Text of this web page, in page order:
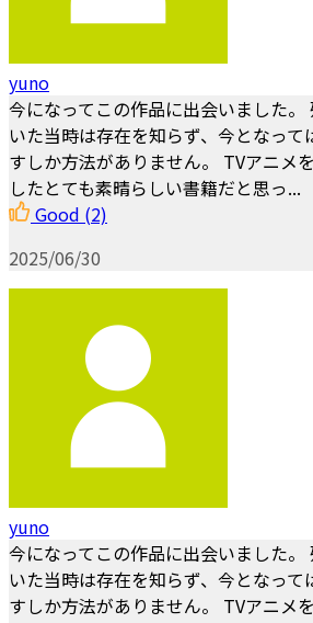
yuno
今になってこの作品に出会いました。
いた当時は存在を知らず、今となっ
すしか方法がありません。 TVアニメ
したとても素晴らしい書籍だと思っ...
Good (2)
2025/06/30
yuno
今になってこの作品に出会いました。
いた当時は存在を知らず、今となっ
すしか方法がありません。 TVアニメ